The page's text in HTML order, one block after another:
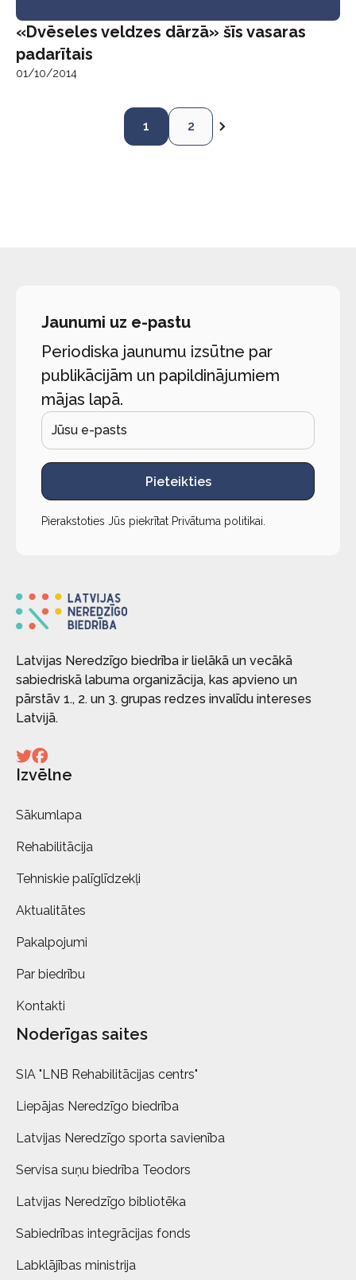
«Dvēseles veldzes dārzā» šīs vasaras
padarītais
01/10/2014
1 2
Jaunumi uz e-pastu
Periodiska jaunumu izsūtne par
publikācijām un papildinājumiem
mājas lapā.
Pieteikties
Pierakstoties Jūs piekrītat Privātuma politikai
Latvijas Neredzīgo biedrība ir lielākā un vecākā
sabiedriskā labuma organizācija, kas apvieno un
pārstāv 1., 2. un 3. grupas redzes invalīdu intereses
Latvijā.
Izvēlne
Sākumlapa
Rehabilitācija
Tehniskie palīglīdzekļi
Aktualitātes
Pakalpojumi
Par biedrību
Kontakti
Noderīgas saites
SIA "LNB Rehabilitācijas centrs"
Liepājas Neredzīgo biedrība
Latvijas Neredzīgo sporta savienība
Servisa suņu biedrība Teodors
Latvijas Neredzīgo bibliotēka
Sabiedrības integrācijas fonds
Labklājības ministrija